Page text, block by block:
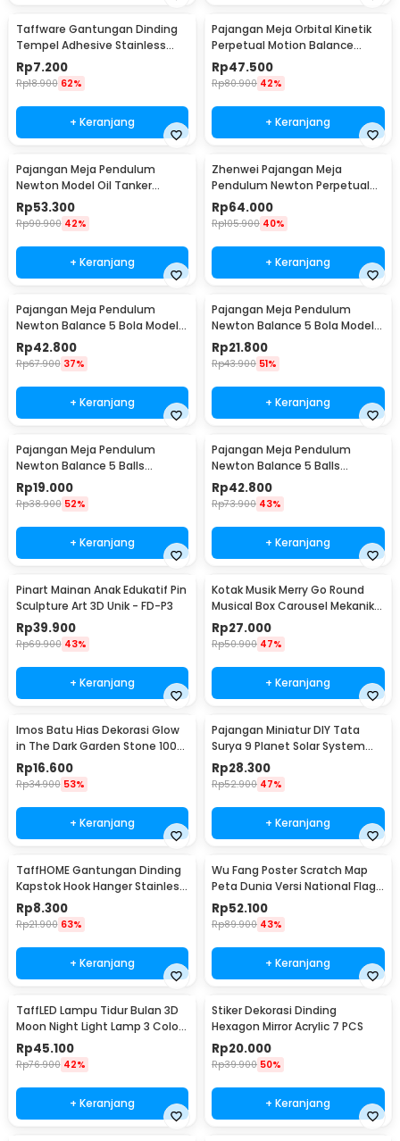
Taffware Gantungan Dinding
Tempel Adhesive Stainless
Steel 6 PCS - ST40
Rp7.200
Rp18.900 62%
+ Keranjang
Pajangan Meja Orbital Kinetik
Perpetual Motion Balance
Physics - NR31TX
Rp47.500
Rp80.900 42%
+ Keranjang
Pajangan Meja Pendulum
Newton Model Oil Tanker
Perpetual Debate - B101
Rp53.300
Rp90.900 42%
+ Keranjang
Zhenwei Pajangan Meja
Pendulum Newton Perpetual
Model Ferris Wheel - ZPW
Rp64.000
Rp105.900 40%
+ Keranjang
Pajangan Meja Pendulum
Newton Balance 5 Bola Model
Arched M - ZY02
Rp42.800
Rp67.900 37%
+ Keranjang
Pajangan Meja Pendulum
Newton Balance 5 Bola Model
Arched S - ZY02
Rp21.800
Rp43.900 51%
+ Keranjang
Pajangan Meja Pendulum
Newton Balance 5 Balls
Stainless Steel Model T S -
LX013
Rp19.000
Rp38.900 52%
+ Keranjang
Pajangan Meja Pendulum
Newton Balance 5 Balls
Stainless Steel Model T L -
LX013
Rp42.800
Rp73.900 43%
+ Keranjang
Pinart Mainan Anak Edukatif Pin
Sculpture Art 3D Unik - FD-P3
Rp39.900
Rp69.900 43%
+ Keranjang
Kotak Musik Merry Go Round
Musical Box Carousel Mekanikal
- HD-Y02
Rp27.000
Rp50.900 47%
+ Keranjang
Imos Batu Hias Dekorasi Glow
in The Dark Garden Stone 100
PCS - HC0043
Rp16.600
Rp34.900 53%
+ Keranjang
Pajangan Miniatur DIY Tata
Surya 9 Planet Solar System
Planetary - 2135
Rp28.300
Rp52.900 47%
+ Keranjang
TaffHOME Gantungan Dinding
Kapstok Hook Hanger Stainless
Steel 201 - MT11
Rp8.300
Rp21.900 63%
+ Keranjang
Wu Fang Poster Scratch Map
Peta Dunia Versi National Flag
- ZJP-M018
Rp52.100
Rp89.900 43%
+ Keranjang
TaffLED Lampu Tidur Bulan 3D
Moon Night Light Lamp 3 Color
8cm 1W 5V - LD002701
Rp45.100
Rp76.900 42%
+ Keranjang
Stiker Dekorasi Dinding
Hexagon Mirror Acrylic 7 PCS
Rp20.000
Rp39.900 50%
+ Keranjang